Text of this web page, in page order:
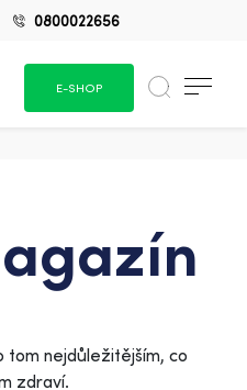
0800022656
E-SHOP
tom nejdůležitějším, co
zdraví.